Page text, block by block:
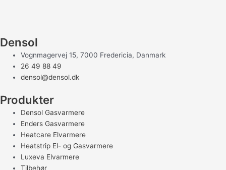
Densol
Vognmagervej 15, 7000 Fredericia, Danmark
26 49 88 49
densol@densol.dk
Produkter
Densol Gasvarmere
Enders Gasvarmere
Heatcare Elvarmere
Heatstrip El- og Gasvarmere
Luxeva Elvarmere
Tilbehør